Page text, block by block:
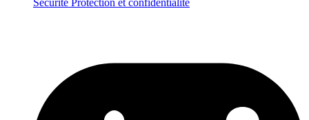
Sécurité Protection et confidentialité